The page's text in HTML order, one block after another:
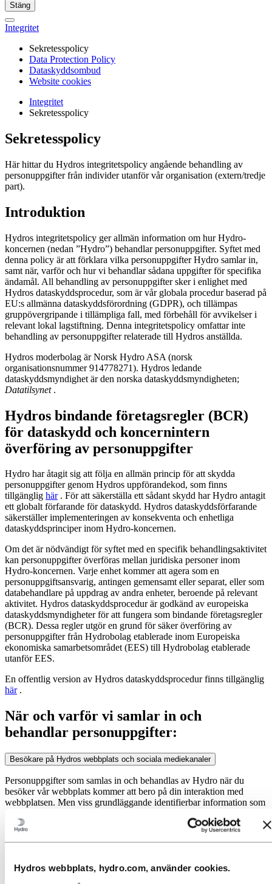
Hydros webbplats, hydro.com, använder cookies.
Stäng
Integritet
Sekretesspolicy
Data Protection Policy
Dataskyddsombud
Website cookies
Integritet
Sekretesspolicy
Sekretesspolicy
Här hittar du Hydros integritetspolicy angående behandling av
personuppgifter från individer utanför vår organisation (extern/tredje
part).
Introduktion
Hydros integritetspolicy ger allmän information om hur Hydro-
koncernen (nedan ”Hydro”) behandlar personuppgifter. Syftet med
denna policy är att förklara vilka personuppgifter Hydro samlar in,
samt när, varför och hur vi behandlar sådana uppgifter för specifika
ändamål. All behandling av personuppgifter sker i enlighet med
Hydros dataskyddsprocedur, som är vår globala procedur baserad på
EU:s allmänna dataskyddsförordning (GDPR), och tillämpas
gruppövergripande i tillämpliga fall, med förbehåll för avvikelser i
relevant lokal lagstiftning. Denna integritetspolicy omfattar inte
behandling av personuppgifter relaterade till Hydros anställda.
Hydros moderbolag är Norsk Hydro ASA (norsk
organisationsnummer 914778271). Hydros ledande
dataskyddsmyndighet är den norska dataskyddsmyndigheten;
Datatilsynet.
Hydros bindande företagsregler (BCR)
för dataskydd och koncernintern
överföring av personuppgifter
Hydro har åtagit sig att följa en allmän princip för att skydda
personuppgifter genom Hydros uppförandekod, som finns
tillgänglig här. För att säkerställa ett sådant skydd har Hydro antagit
ett globalt förfarande för dataskydd. Hydros dataskyddsförfarande
säkerställer implementeringen av konsekventa och enhetliga
dataskyddsprinciper inom Hydro-koncernen.
Om det är nödvändigt för syftet med en specifik behandlingsaktivitet
kan personuppgifter överföras mellan juridiska personer inom
Hydro-koncernen. Varje enhet kommer att agera som en
personuppgiftsansvarig, antingen gemensamt eller separat, eller som
databehandlare på uppdrag av andra enheter, beroende på relevant
aktivitet. Hydros dataskyddsprocedur är godkänd av europeiska
dataskyddsmyndigheter för att fungera som bindande företagsregler
(BCR). Dessa regler utgör en grund för säker överföring av
personuppgifter från Hydrobolag etablerade inom Europeiska
ekonomiska samarbetsområdet (EES) till Hydrobolag etablerade
utanför EES.
En offentlig version av Hydros dataskyddsprocedur finns tillgänglig
här.
När och varför vi samlar in och
behandlar personuppgifter:
Besökare på Hydros webbplats och sociala mediekanaler
Personuppgifter som samlas in och behandlas av Hydro när du
besöker vår webbplats kommer att bero på din interaktion med
webbplatsen. Men viss grundläggande identifierbar information som
Detta görs för att hjälpa oss att bättre förstå och förbättra
webbplatsens funktioner och funktionalitet. Vi kan också samla in
och skapa aggregerade eller anonyma data från användningsaktivitet
anses nödvändiga i syfte att göra webbplatsen tillgänglig och